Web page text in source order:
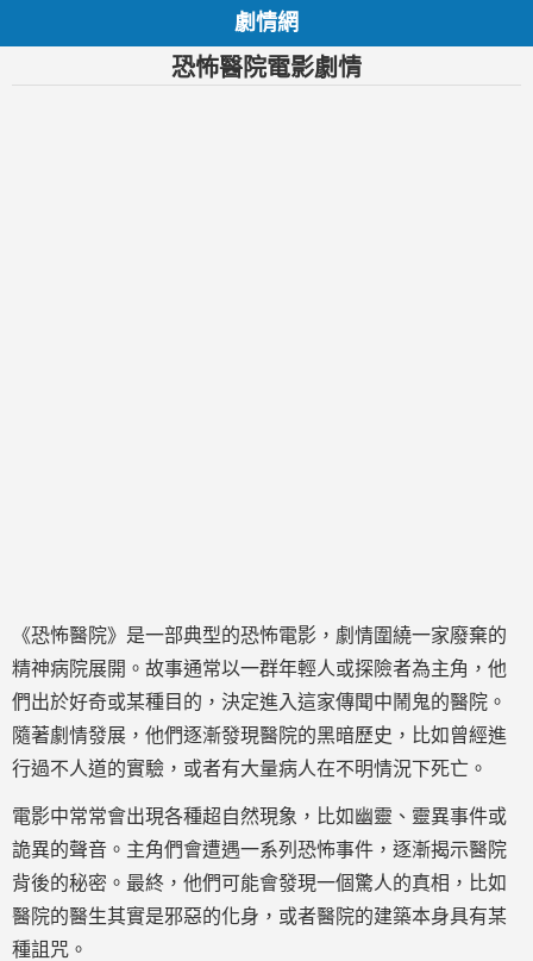
劇情網
恐怖醫院電影劇情
《恐怖醫院》是一部典型的恐怖電影，劇情圍繞一家廢棄的
精神病院展開。故事通常以一群年輕人或探險者為主角，他
們出於好奇或某種目的，決定進入這家傳聞中鬧鬼的醫院。
隨著劇情發展，他們逐漸發現醫院的黑暗歷史，比如曾經進
行過不人道的實驗，或者有大量病人在不明情況下死亡。
電影中常常會出現各種超自然現象，比如幽靈、靈異事件或
詭異的聲音。主角們會遭遇一系列恐怖事件，逐漸揭示醫院
背後的秘密。最終，他們可能會發現一個驚人的真相，比如
醫院的醫生其實是邪惡的化身，或者醫院的建築本身具有某
種詛咒。